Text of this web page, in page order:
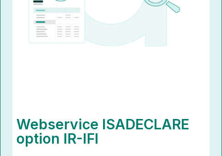
Webservice ISADECLARE
option IR-IFI